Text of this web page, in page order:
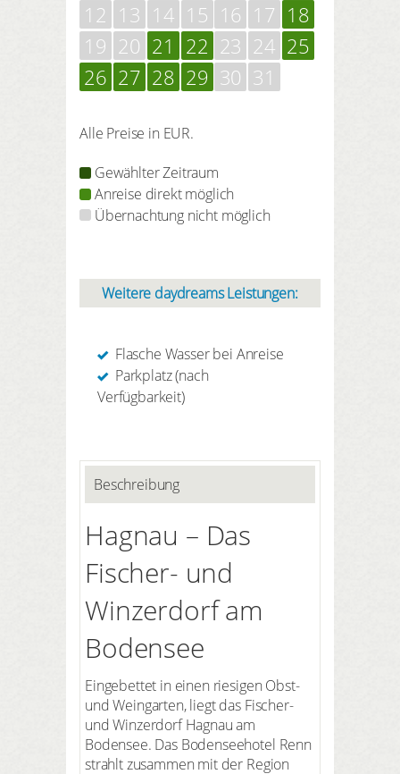
12 13 14 15 16 17 18
19 20 21 22 23 24 25
26 27 28 29 30 31
Alle Preise in EUR.
Gewählter Zeitraum
Anreise direkt möglich
Übernachtung nicht möglich
Weitere daydreams Leistungen:
Flasche Wasser bei Anreise
Parkplatz (nach
Verfügbarkeit)
Beschreibung
Hagnau – Das
Fischer- und
Winzerdorf am
Bodensee
Eingebettet in einen riesigen Obst-
und Weingarten, liegt das Fischer-
und Winzerdorf Hagnau am
Bodensee. Das Bodenseehotel Renn
strahlt zusammen mit der Region